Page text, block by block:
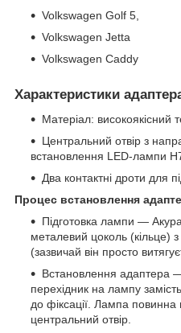
Volkswagen Golf 5,
Volkswagen Jetta
Volkswagen Caddy
Характеристики
Матеріал: високоякісний
Центральний отвір з
встановлення LED-лампи
Два контактні дроти для
Процес встановлення
Підготовка лампи —
металевий цоколь (кільце)
(зазвичай він просто
Встановлення адаптера
перехідник на лампу
до фіксації. Лампа повинна
центральний отвір.